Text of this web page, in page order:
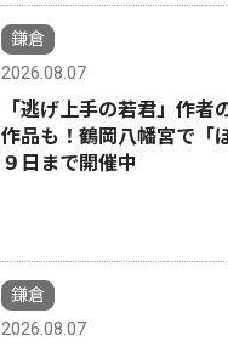
鎌倉
2026.08.07
「逃げ上手の若君」作者
作品も！鶴岡八幡宮で「
９日まで開催中
鎌倉
2026.08.07